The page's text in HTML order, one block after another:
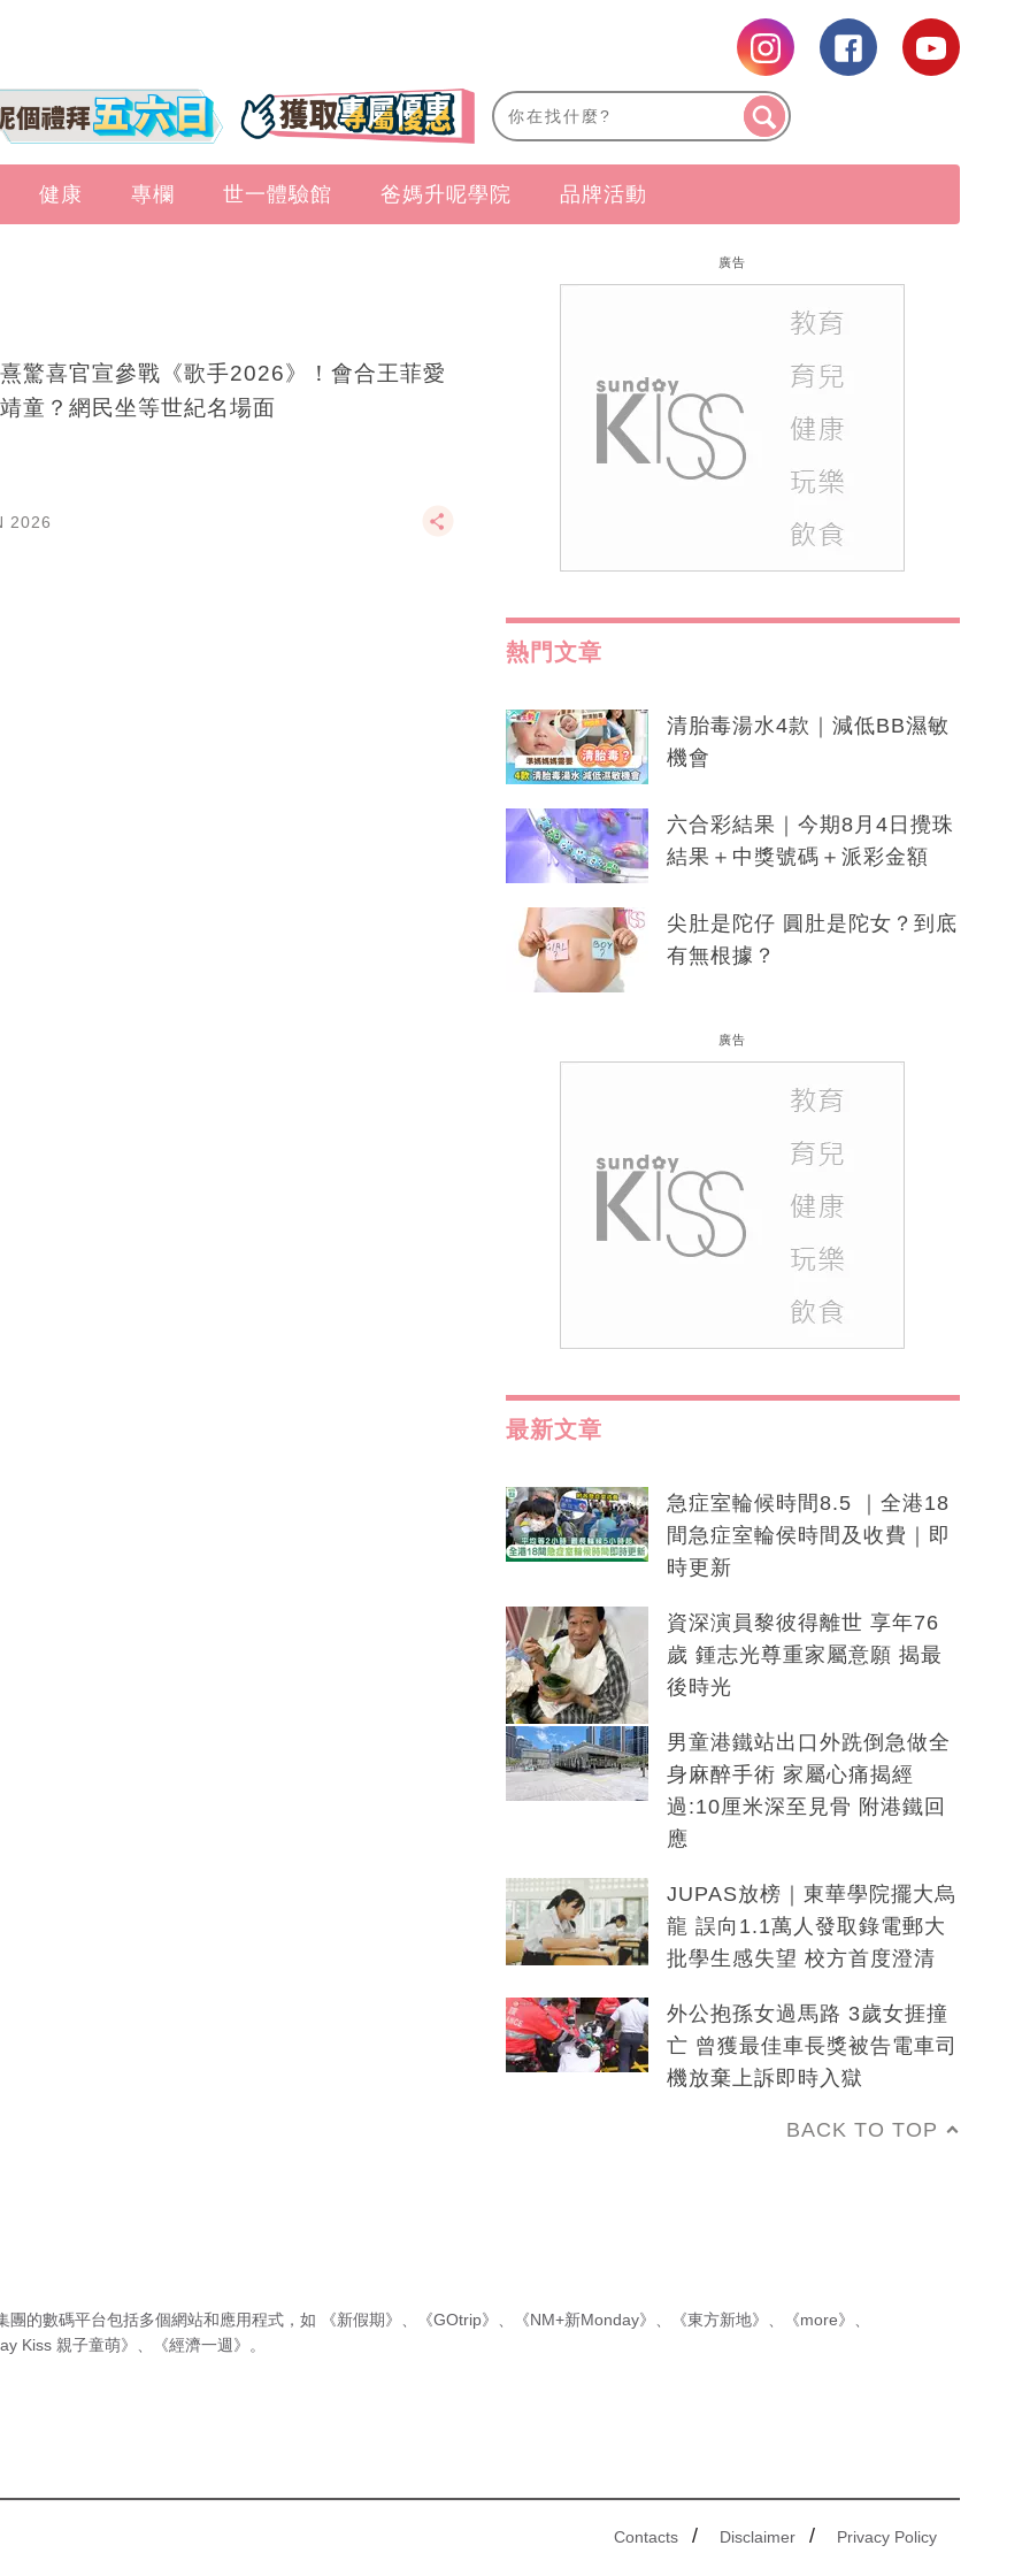
健康 專欄 世一體驗館 爸媽升呢學院 品牌活動
驚喜官宣參戰《歌手2026》！會合王菲愛
童？網民坐等世紀名場面
2026
廣告
熱門文章
清胎毒湯水4款｜減低BB濕敏
機會
六合彩結果｜今期8月4日攪珠
結果＋中獎號碼＋派彩金額
尖肚是陀仔 圓肚是陀女？到底
有無根據？
廣告
最新文章
急症室輪候時間8.5 ｜全港18
間急症室輪侯時間及收費｜即
時更新
資深演員黎彼得離世 享年76
歲 鍾志光尊重家屬意願 揭最
後時光
男童港鐵站出口外跣倒急做全
身麻醉手術 家屬心痛揭經
過:10厘米深至見骨 附港鐵回
應
JUPAS放榜｜東華學院擺大烏
龍 誤向1.1萬人發取錄電郵大
批學生感失望 校方首度澄清
外公抱孫女過馬路 3歲女捱撞
亡 曾獲最佳車長獎被告電車司
機放棄上訴即時入獄
BACK TO TOP
團的數碼平台包括多個網站和應用程式，如 《新假期》 《GOtrip》 《NM+新Monday》 《東方新地》 《more》
Kiss 親子童萌》
《經濟一週》 。
Contacts / Disclaimer / Privacy Policy